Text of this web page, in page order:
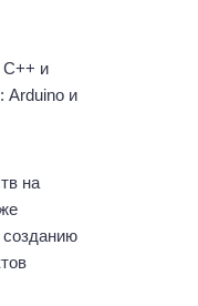
C++ и
Arduino и
на
созданию